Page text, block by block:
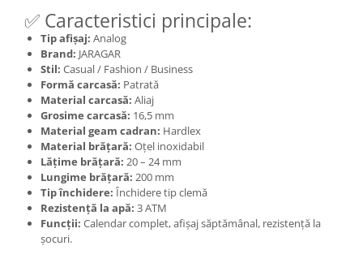
✅ Caracteristici principale:
Tip afișaj: Analog
Brand: JARAGAR
Stil: Casual / Fashion / Business
Formă carcasă: Patrată
Material carcasă: Aliaj
Grosime carcasă: 16,5 mm
Material geam cadran: Hardlex
Material brățară: Oțel inoxidabil
Lățime brățară: 20 – 24 mm
Lungime brățară: 200 mm
Tip închidere: Închidere tip clemă
Rezistență la apă: 3 ATM
Funcții: Calendar complet, afișaj săptămânal, rezistență la
șocuri.